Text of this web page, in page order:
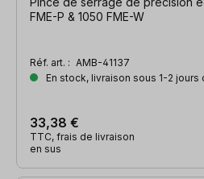
FME-P & 1050 FME-W
Réf. art. : AMB-41137
En stock, livraison sous 1-2 jours
33,38 €
TTC, frais de livraison
en sus